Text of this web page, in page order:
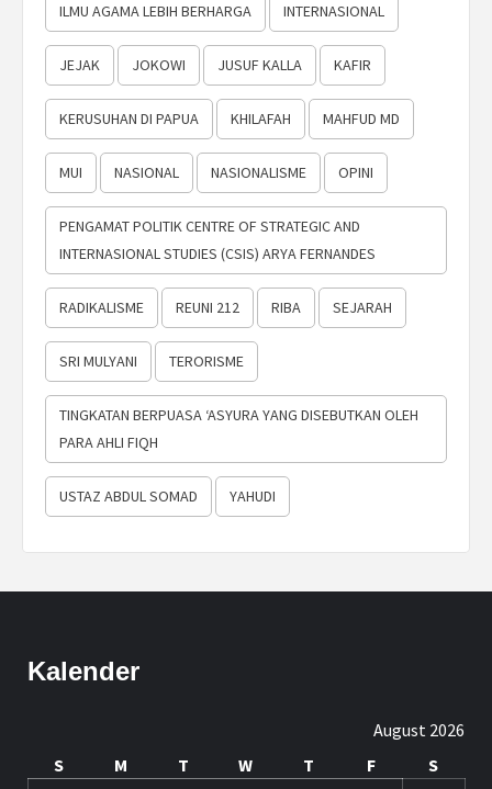
ILMU AGAMA LEBIH BERHARGA INTERNASIONAL
JEJAK JOKOWI JUSUF KALLA KAFIR
KERUSUHAN DI PAPUA KHILAFAH MAHFUD MD
MUI NASIONAL NASIONALISME OPINI
PENGAMAT POLITIK CENTRE OF STRATEGIC AND
INTERNASIONAL STUDIES (CSIS) ARYA FERNANDES
RADIKALISME REUNI 212 RIBA SEJARAH
SRI MULYANI TERORISME
TINGKATAN BERPUASA ‘ASYURA YANG DISEBUTKAN OLEH
PARA AHLI FIQH
USTAZ ABDUL SOMAD YAHUDI
Kalender
August 2026
S
M T W T F
S